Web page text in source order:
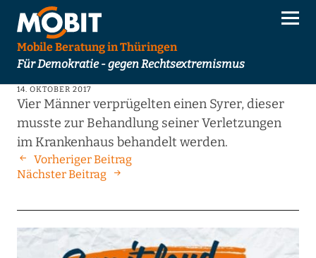
Mobile Beratung in Thüringen
Für Demokratie - gegen Rechtsextremismus
14. OKTOBER 2017
Vier Männer verprügelten einen Syrer, dieser
musste zur Behandlung seiner Verletzungen
im Krankenhaus behandelt werden.
Vorheriger Beitrag
Nächster Beitrag